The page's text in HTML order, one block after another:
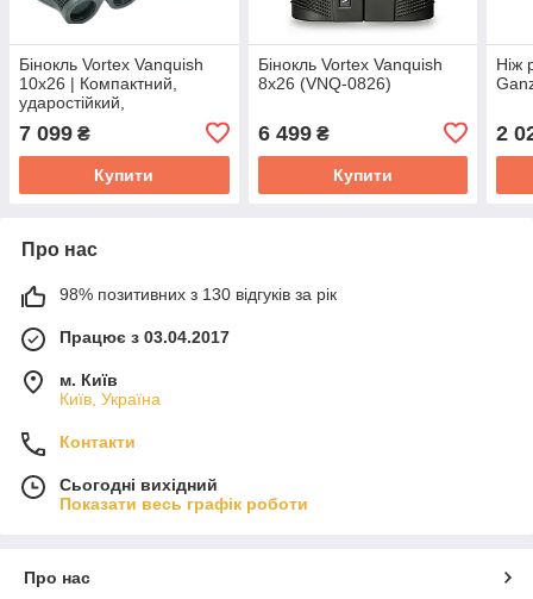
Бінокль Vortex Vanquish
10x26 | Компактний,
ударостійкий,
якісною оптикою
7 099 ₴
Купити
Бінокль Vortex Vanquish
8x26 (VNQ-0826)
6 499₴
Купити
Ніж
2
Про нас
98% позитивних з 130 відгуків за рік
Працює з 03.04.2017
м. Київ
Київ, Україна
Контакти
Сьогодні вихідний
Показати весь графік роботи
Про нас